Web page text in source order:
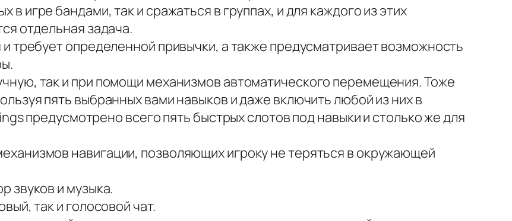
в игре бандами, так и сражаться в группах, и для каждого из этих
отдельная задача.
требует определенной привычки, а также предусматривает возможность
так и при помощи механизмов автоматического перемещения. Тоже
пять выбранных вами навыков и даже включить любой из них в
предусмотрено всего пять быстрых слотов под навыки и столько же для
навигации, позволяющих игроку не теряться в окружающей
звуков и музыка.
так и голосовой чат.